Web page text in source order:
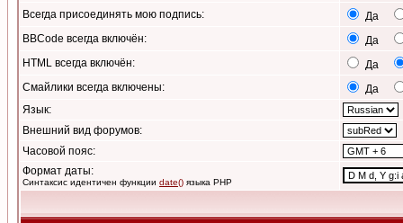
Всегда присоединять мою подпись:
Да
BBCode всегда включён:
Да
HTML всегда включён:
Да
Смайлики всегда включены:
Да
Язык:
Внешний вид форумов:
Часовой пояс:
Формат даты:
Синтаксис идентичен функции date() языка PHP